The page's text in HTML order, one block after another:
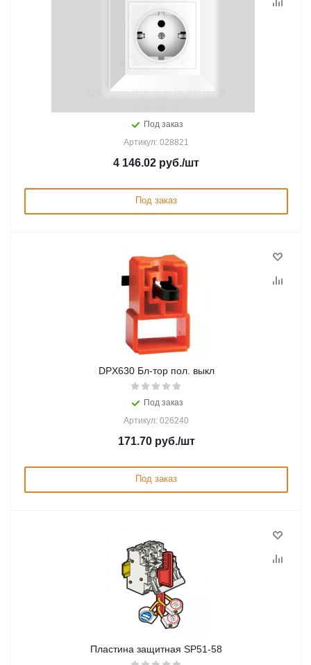
БЛОКИРАТОР ВЫКЛЮЧАТЕЛЯ
Под заказ
Артикул: 028821
4 146.02 руб./шт
Под заказ
DPX630 Бл-тор пол. выкл
Под заказ
Артикул: 026240
171.70руб./шт
Под заказ
Пластина защитная SP51-58